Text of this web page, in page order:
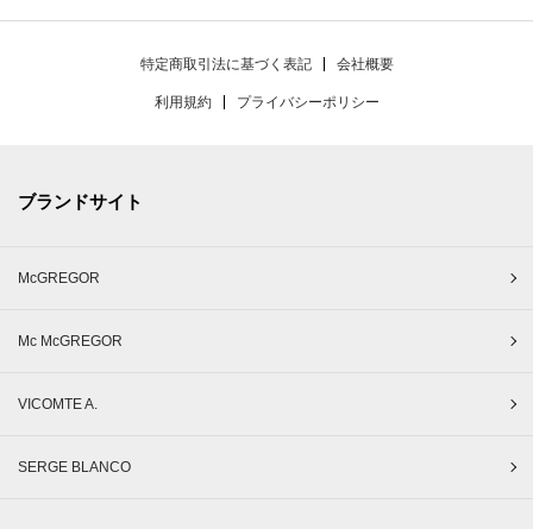
特定商取引法に基づく表記 会社概要
利用規約 プライバシーポリシー
ブランドサイト
McGREGOR
Mc McGREGOR
VICOMTE A.
SERGE BLANCO